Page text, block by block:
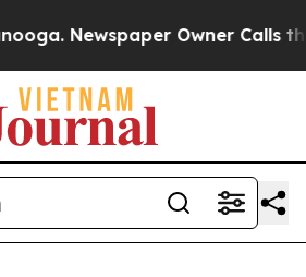
Newspaper Owner Calls